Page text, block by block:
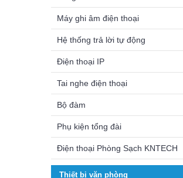
Máy ghi âm điện thoại
Hệ thống trả lời tự động
Điện thoại IP
Tai nghe điện thoại
Bộ đàm
Phụ kiện tổng đài
Điện thoại Phòng Sạch KNTECH
Thiết bị văn phòng
Điện Thoại IP Không Dây
YeaLink SIP-T53W